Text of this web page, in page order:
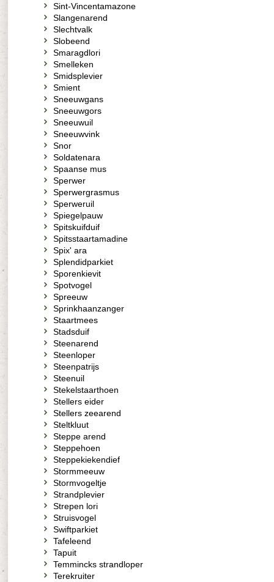
Sint-Vincentamazone
Slangenarend
Slechtvalk
Slobeend
Smaragdlori
Smelleken
Smidsplevier
Smient
Sneeuwgans
Sneeuwgors
Sneeuwuil
Sneeuwvink
Snor
Soldatenara
Spaanse mus
Sperwer
Sperwergrasmus
Sperweruil
Spiegelpauw
Spitskuifduif
Spitsstaartamadine
Spix' ara
Splendidparkiet
Sporenkievit
Spotvogel
Spreeuw
Sprinkhaanzanger
Staartmees
Stadsduif
Steenarend
Steenloper
Steenpatrijs
Steenuil
Stekelstaarthoen
Stellers eider
Stellers zeearend
Steltkluut
Steppe arend
Steppehoen
Steppekiekendief
Stormmeeuw
Stormvogeltje
Strandplevier
Strepen lori
Struisvogel
Swiftparkiet
Tafeleend
Tapuit
Temmincks strandloper
Terekruiter